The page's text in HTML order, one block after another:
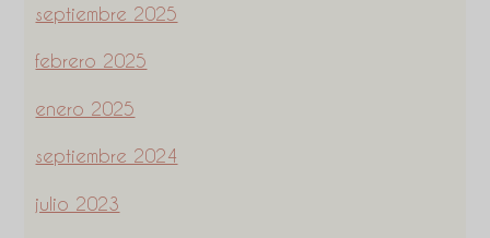
septiembre 2025
febrero 2025
enero 2025
septiembre 2024
julio 2023